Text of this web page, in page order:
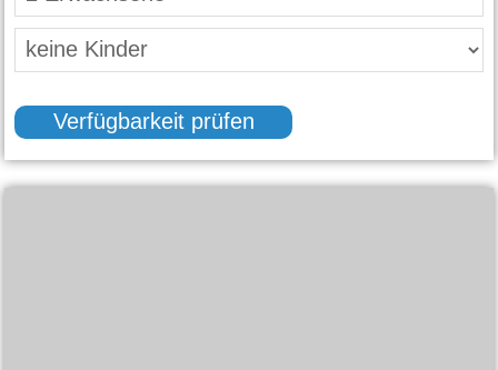
Verfügbarkeit prüfen